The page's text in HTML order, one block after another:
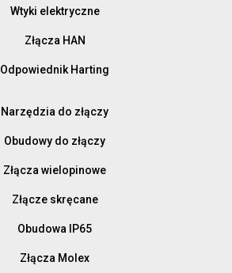
Wtyki elektryczne
Złącza HAN
Odpowiednik Harting
Narzędzia do złączy
Obudowy do złączy
Złącza wielopinowe
Złącze skręcane
Obudowa IP65
Złącza Molex